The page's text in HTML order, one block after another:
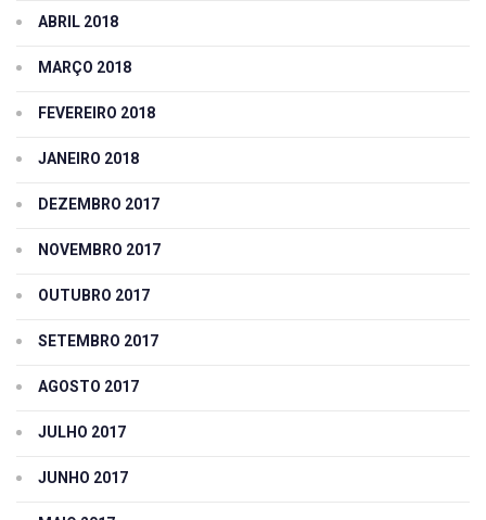
ABRIL 2018
MARÇO 2018
FEVEREIRO 2018
JANEIRO 2018
DEZEMBRO 2017
NOVEMBRO 2017
OUTUBRO 2017
SETEMBRO 2017
AGOSTO 2017
JULHO 2017
JUNHO 2017